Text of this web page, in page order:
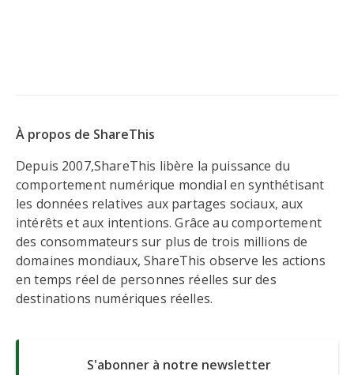
À propos de ShareThis
Depuis 2007,ShareThis libère la puissance du
comportement numérique mondial en synthétisant
les données relatives aux partages sociaux, aux
intérêts et aux intentions. Grâce au comportement
des consommateurs sur plus de trois millions de
domaines mondiaux, ShareThis observe les actions
en temps réel de personnes réelles sur des
destinations numériques réelles.
S'abonner à notre newsletter